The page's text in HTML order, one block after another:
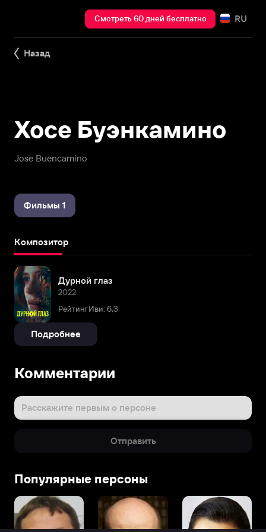
Смотреть 60 дней бесплатно RU
Назад
Jose Buencamino
Хосе Буэнкамино
Фильмы 1
Композитор
Дурной глаз
2022
Рейтинг Иви: 6,3
Подробнее
Комментарии
Расскажите первым о персоне
Отправить
Популярные персоны